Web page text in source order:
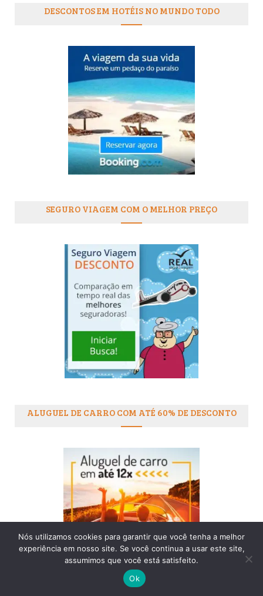
DESCONTOS EM HOTÉIS NO MUNDO TODO
SEGURO VIAGEM COM O MELHOR PREÇO
ALUGUEL DE CARRO COM ATÉ 60% DE DESCONTO
Nós utilizamos cookies para garantir que você tenha a melhor
experiência em nosso site. Se você continua a usar este site,
assumimos que você está satisfeito.
Ok